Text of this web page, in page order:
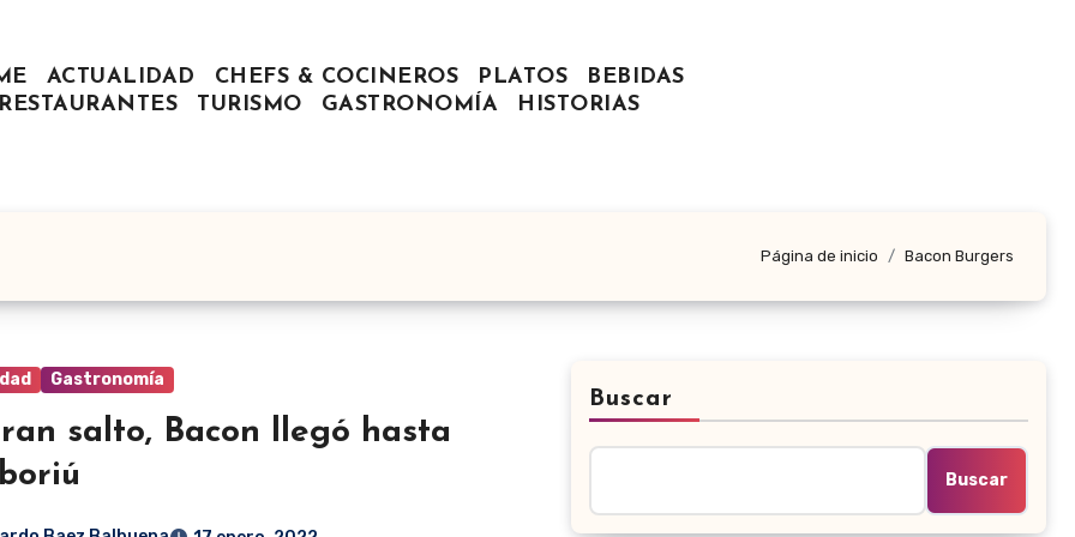
ACTUALIDAD CHEFS & COCINEROS PLATOS
BEBIDAS
RESTAURANTES
TURISMO GASTRONOMÍA HISTORIAS
Página de inicio Bacon Burgers
Gastronomía
salto, Bacon llegó hasta
Buscar
Buscar